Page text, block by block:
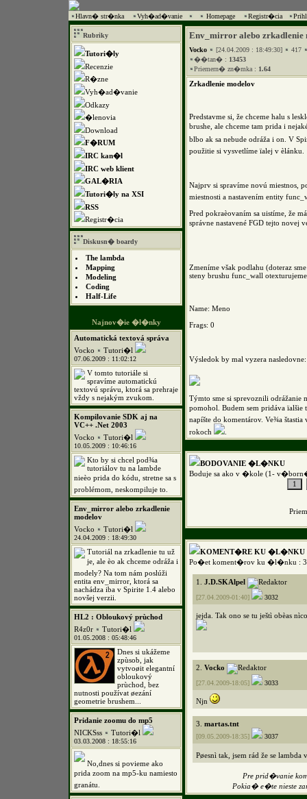
Hlavn� str�nka Vyh�ad�vanie Homepage Registr�cia
Rubriky
Tutori�ly
Recenzie
R�zne
Vyh�ad�vanie
Odkazy
�lenovia
Download
F�RUM
IRC kan�l
IRC web klient
GAL�RIA
Tutori�ly na XSI
RSS
Registr�cia
Diskusn� boardy
The lambda
Mapping
Modeling
Coding
Half-Life
Najnov�ie �l�nky
Automatická textová správa
Vocko
Tutori�l
07.06.2009 : 11:02:12
V tomto tutoriále si
spravíme automatickú
textovú správu, ktorá sa prehraje
vždy s nejakým zvukom.
Kompilovanie SDK aj na
VC++ .Net 2003
Vocko
Tutori�l
10.05.2009 : 10:46:16
Kto by si chcel pod¾a
tutoriálov tu na lambde
nieèo prida do kódu, stretne sa s
problémom, neskompiluje to.
Env_mirror alebo zrkadlenie
modelov
Vocko
Tutori�l
24.04.2009 : 18:49:30
Tutoriál na zrkadlenie tu už
je, ale èo ak chceme odráža i
modely? Na tom nám poslúži
entita env_mirror, ktorá sa
nachádza iba v Spirite 1.4 alebo
novšej verzii.
HL2 : Obloukový prùchod
R4z0r
Tutori�l
01.05.2008 : 05:48:46
Dnes si ukážeme
zpùsob, jak
vytvoøit elegantní
obloukový
prùchod, bez
nutnosti používat øezání
geometrie brushem...
Pridanie zoomu do mp5
NICKSss
Tutori�l
03.03.2008 : 18:55:16
No,dnes si povieme ako
prida zoom na mp5-ku namiesto
granátu.
Env_mirror alebo zrkadlenie
Vocko [24.04.2009 : 18:49:30]
417
��tan� : 13453
Priemern� zn�mka : 1.64
Zrkadlenie modelov
Predstavme si, že chceme halu s
brushe, ale chceme tam prida i
blbo ak sa nebude odráža i on. V
použitie si vysvetlíme ïalej v èlánku.
Najprv si spravíme novú miestnos,
miestnosti a nastavením entity
Pred pokraèovaním sa uistíme, že
správne nastavené FGD tejto novej
Zmeníme však podlahu (doteraz
steny brushu func_wall
Name: Meno
Frags: 0
Výsledok by mal vyzera nasledovne:
Týmto sme si sprevoznili odrážanie
pomohol. Budem sem pridáva
napíšte do komentárov. Ve¾a
rokoch
BODOVANIE �L�NKU
Boduje sa ako v �kole (1-
KOMENT�RE KU �L�NKU
Po�et koment�rov ku �l�nku : 3
1. J.D.SKAlpel
[27.04.2009-01:40] 3032
jejda. Tak ono se tu ještì obèas
2. Vocko
[27.04.2009-18:05] 3033
Njn
3. martas.tnt
[09.05.2009-18:35] 3037
Pøesnì tak, jsem rád že se
Pre prid�vanie
Pokia� e�te nieste